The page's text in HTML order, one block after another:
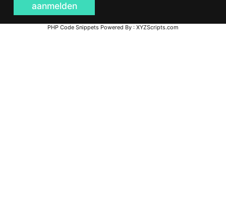
aanmelden
PHP Code Snippets Powered By : XYZScripts.com